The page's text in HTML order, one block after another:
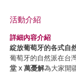
活動介紹
詳細內容介紹
綻放葡萄牙的各式自
葡萄牙的自然派在台
堂 x 萬憂解為大家開